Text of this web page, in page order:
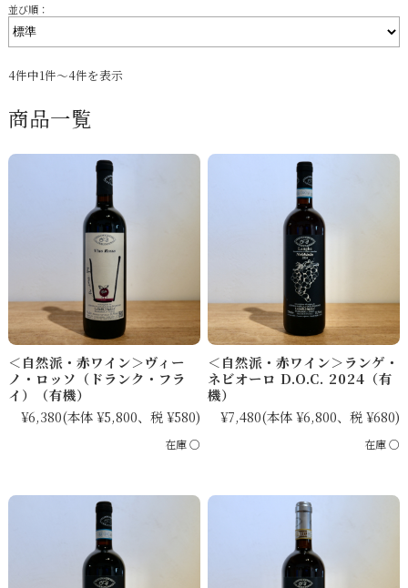
並び順：
4件中1件～4件を表示
商品一覧
＜自然派・赤ワイン＞ヴィー
ノ・ロッソ（ドランク・フラ
イ）（有機）
¥6,380(本体 ¥5,800、税 ¥580)
在庫 ○
＜自然派・赤ワイン＞ランゲ・
ネビオーロ D.O.C. 2024（有
機）
¥7,480(本体 ¥6,800、税 ¥680)
在庫 ○